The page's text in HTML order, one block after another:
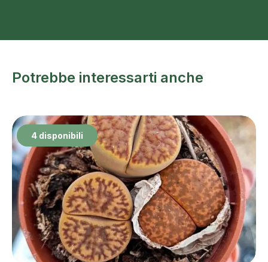
Potrebbe interessarti anche
4 disponibili